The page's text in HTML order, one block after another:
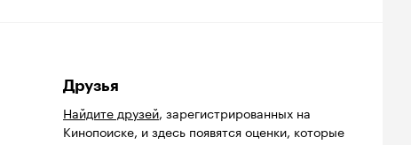
Друзья
Найдите друзей, зарегистрированных на
Кинопоиске, и здесь появятся оценки, которые